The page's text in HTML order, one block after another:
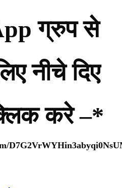
ग्रुप से
नीचे दिए
करे –*